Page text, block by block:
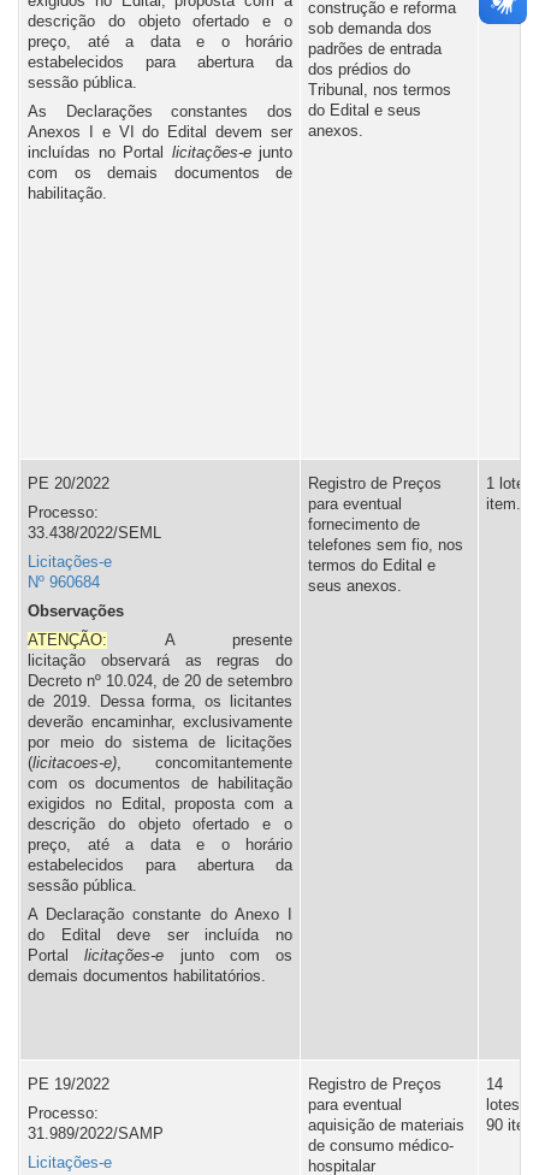
descrição do objeto ofertado e o
preço, até a data e o horário
estabelecidos para abertura da
sessão pública.
As Declarações constantes dos
Anexos I e VI do Edital devem ser
incluídas no Portal
licitações-ejunto
com os demais documentos de
habilitação.
construção e reforma
sob demanda dos
padrões de entrada
dos prédios do
Tribunal, nos termos
do Edital e seus
anexos.
PE 20/2022
Processo:
33.438/2022/SEML
Licitações-e
Nº 960684
Observações
ATENÇÃO: A presente
licitação observará as regras do
Decreto nº 10.024, de 20 de setembro
de 2019. Dessa forma, os licitantes
deverão encaminhar, exclusivamente
por meio do sistema de licitações
(licitacoes-e) , concomitantemente
com os documentos de habilitação
exigidos no Edital, proposta com a
descrição do objeto ofertado e o
preço, até a data e o horário
estabelecidos para abertura da
sessão pública.
A Declaração constante do Anexo I
do Edital deve ser incluída no
Portal
licitações-e junto com os
demais documentos habilitatórios.
Registro de Preços
para eventual
fornecimento de
telefones sem fio, nos
termos do Edital e
seus anexos.
1 lote,
item.
PE 19/2022
Processo:
31.989/2022/SAMP
Licitações-e
Registro de Preços
para eventual
aquisição de materiais
de consumo médico-
hospitalar
14
lotes,
90